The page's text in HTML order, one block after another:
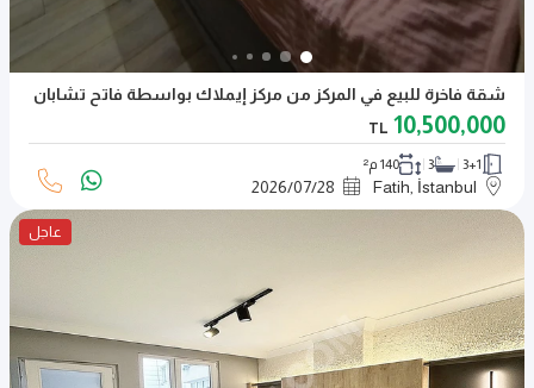
شقة فاخرة للبيع في المركز من مركز إيملاك بواسطة فاتح تشابان
10,500,000
TL
3+1
3 140 م²
Fatih, İstanbul
2026/07/28
عاجل